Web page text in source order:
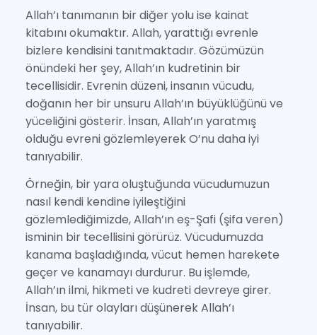
Allah’ı tanımanın bir diğer yolu ise kainat
kitabını okumaktır. Allah, yarattığı evrenle
bizlere kendisini tanıtmaktadır. Gözümüzün
önündeki her şey, Allah’ın kudretinin bir
tecellisidir. Evrenin düzeni, insanın vücudu,
doğanın her bir unsuru Allah’ın büyüklüğünü ve
yüceliğini gösterir. İnsan, Allah’ın yaratmış
olduğu evreni gözlemleyerek O’nu daha iyi
tanıyabilir.
Örneğin, bir yara oluştuğunda vücudumuzun
nasıl kendi kendine iyileştiğini
gözlemlediğimizde, Allah’ın eş-Şafi (şifa veren)
isminin bir tecellisini görürüz. Vücudumuzda
kanama başladığında, vücut hemen harekete
geçer ve kanamayı durdurur. Bu işlemde,
Allah’ın ilmi, hikmeti ve kudreti devreye girer.
İnsan, bu tür olayları düşünerek Allah’ı
tanıyabilir.